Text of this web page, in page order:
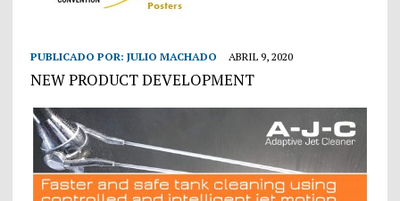
PUBLICADO POR: JULIO MACHADO ABRIL 9, 2020
NEW PRODUCT DEVELOPMENT